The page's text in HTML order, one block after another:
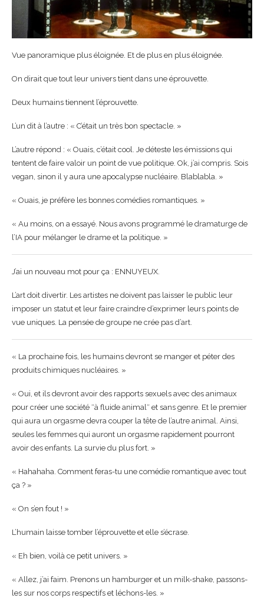
Vue panoramique plus éloignée. Et de plus en plus éloignée.
On dirait que tout leur univers tient dans une éprouvette.
Deux humains tiennent l’éprouvette.
L’un dit à l’autre : « C’était un très bon spectacle. »
L’autre répond : « Ouais, c’était cool. Je déteste les émissions qui
tentent de faire valoir un point de vue politique. Ok, j’ai compris. Sois
vegan, sinon il y aura une apocalypse nucléaire. Blablabla. »
« Ouais, je préfère les bonnes comédies romantiques. »
« Au moins, on a essayé. Nous avons programmé le dramaturge de
l’IA pour mélanger le drame et la politique. »
J’ai un nouveau mot pour ça : ENNUYEUX.
L’art doit divertir. Les artistes ne doivent pas laisser le public leur
imposer un statut et leur faire craindre d’exprimer leurs points de
vue uniques. La pensée de groupe ne crée pas d’art.
« La prochaine fois, les humains devront se manger et péter des
produits chimiques nucléaires. »
« Oui, et ils devront avoir des rapports sexuels avec des animaux
pour créer une société ʺà fluide animalʺ et sans genre. Et le premier
qui aura un orgasme devra couper la tête de l’autre animal. Ainsi,
seules les femmes qui auront un orgasme rapidement pourront
avoir des enfants. La survie du plus fort. »
« Hahahaha. Comment feras-tu une comédie romantique avec tout
ça ? »
« On s’en fout ! »
L’humain laisse tomber l’éprouvette et elle s’écrase.
« Eh bien, voilà ce petit univers. »
« Allez, j’ai faim. Prenons un hamburger et un milk-shake, passons-
les sur nos corps respectifs et léchons-les. »